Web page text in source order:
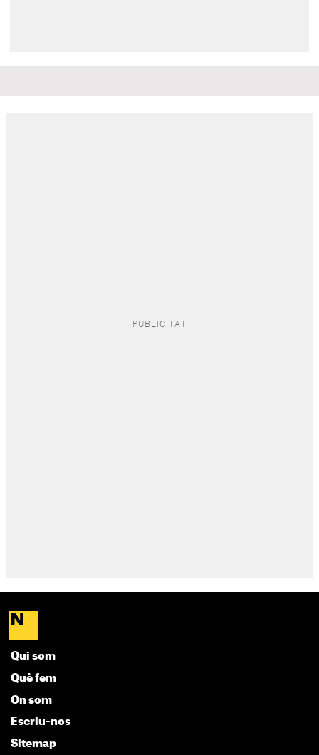
Qui som
Què fem
On som
Escriu-nos
Sitemap